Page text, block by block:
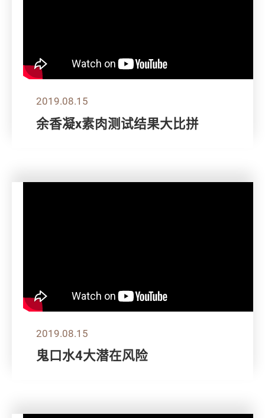
2019.08.15
余香凝x素肉测试结果大比拼
2019.08.15
鬼口水4大潜在风险